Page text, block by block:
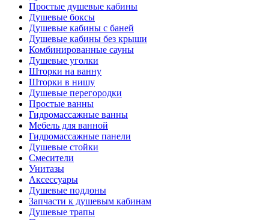
Простые душевые кабины
Душевые боксы
Душевые кабины с баней
Душевые кабины без крыши
Комбинированные сауны
Душевые уголки
Шторки на ванну
Шторки в нишу
Душевые перегородки
Простые ванны
Гидромассажные ванны
Мебель для ванной
Гидромассажные панели
Душевые стойки
Смесители
Унитазы
Аксессуары
Душевые поддоны
Запчасти к душевым кабинам
Душевые трапы